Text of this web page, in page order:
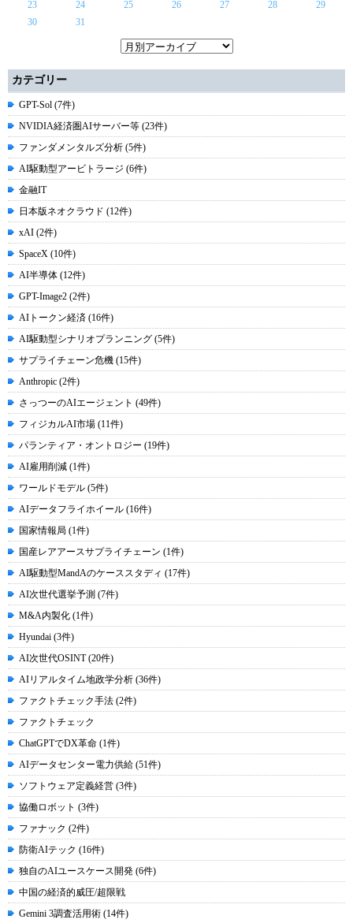
23 24 25 26 27 28
29
30
31
カテゴリー
GPT-Sol (7件)
NVIDIA経済圏AIサーバー等 (23件)
ファンダメンタルズ分析 (5件)
AI駆動型アービトラージ (6件)
金融IT
日本版ネオクラウド (12件)
xAI (2件)
SpaceX (10件)
AI半導体 (12件)
GPT-Image2 (2件)
AIトークン経済 (16件)
AI駆動型シナリオプランニング (5件)
サプライチェーン危機 (15件)
Anthropic (2件)
さっつーのAIエージェント (49件)
フィジカルAI市場 (11件)
パランティア・オントロジー (19件)
AI雇用削減 (1件)
ワールドモデル (5件)
AIデータフライホイール (16件)
国家情報局 (1件)
国産レアアースサプライチェーン (1件)
AI駆動型MandAのケーススタディ (17件)
AI次世代選挙予測 (7件)
M&A内製化 (1件)
Hyundai (3件)
AI次世代OSINT (20件)
AIリアルタイム地政学分析 (36件)
ファクトチェック手法 (2件)
ファクトチェック
ChatGPTでDX革命 (1件)
AIデータセンター電力供給 (51件)
ソフトウェア定義経営 (3件)
協働ロボット (3件)
ファナック (2件)
防衛AIテック (16件)
独自のAIユースケース開発 (6件)
中国の経済的威圧/超限戦
Gemini 3調査活用術 (14件)